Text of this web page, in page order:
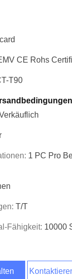
CE Rohs
T90
1 PC Pro
T/T
Fähigkeit: 10000